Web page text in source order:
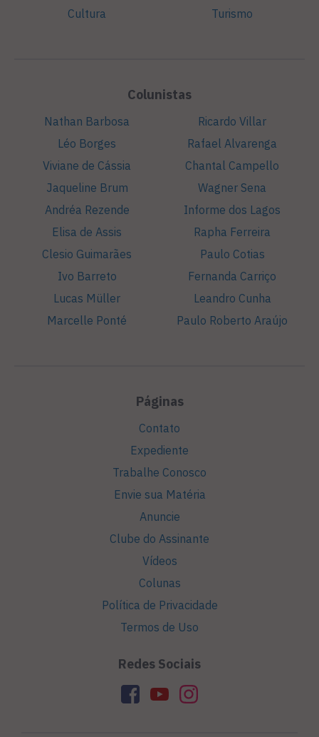
Cultura
Turismo
Colunistas
Nathan Barbosa
Léo Borges
Viviane de Cássia
Jaqueline Brum
Andréa Rezende
Elisa de Assis
Clesio Guimarães
Ivo Barreto
Lucas Müller
Marcelle Ponté
Ricardo Villar
Rafael Alvarenga
Chantal Campello
Wagner Sena
Informe dos Lagos
Rapha Ferreira
Paulo Cotias
Fernanda Carriço
Leandro Cunha
Paulo Roberto Araújo
Páginas
Contato
Expediente
Trabalhe Conosco
Envie sua Matéria
Anuncie
Clube do Assinante
Vídeos
Colunas
Política de Privacidade
Termos de Uso
Redes Sociais